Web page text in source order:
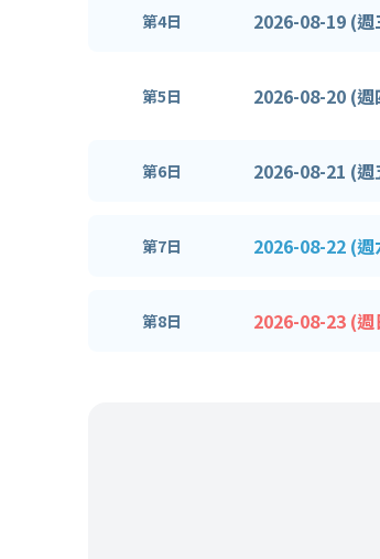
第4日 2026-08-19 (週
第5日 2026-08-20 (週
第6日 2026-08-21 (週
第7日 2026-08-22 (週
第8日 2026-08-23 (週